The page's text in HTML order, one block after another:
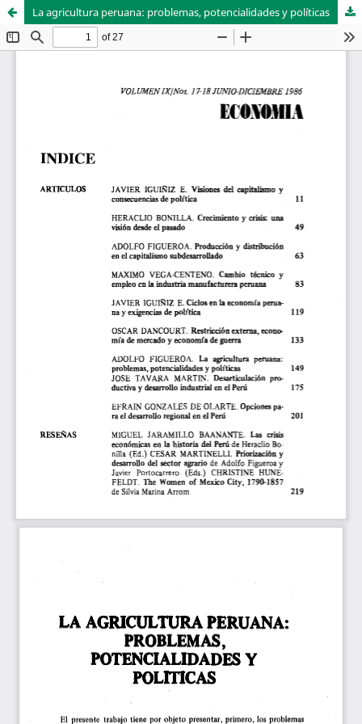
La agricultura peruana: problemas, potencialidades y políticas